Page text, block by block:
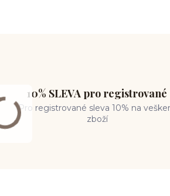
10% SLEVA pro registrované
Pro registrované sleva 10% na
zboží